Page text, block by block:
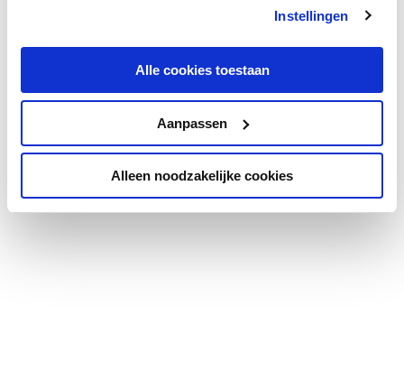
Instellingen
Alle cookies toestaan
Aanpassen
Alleen noodzakelijke cookies